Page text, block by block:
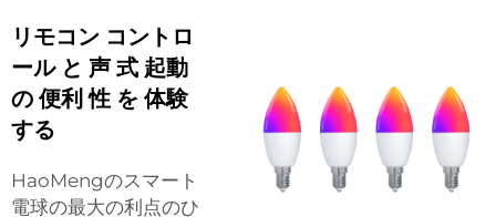
リモコン コントロ
ール と 声 式 起動
の 便利 性 を 体験
する
HaoMengのスマート
電球の最大の利点のひ